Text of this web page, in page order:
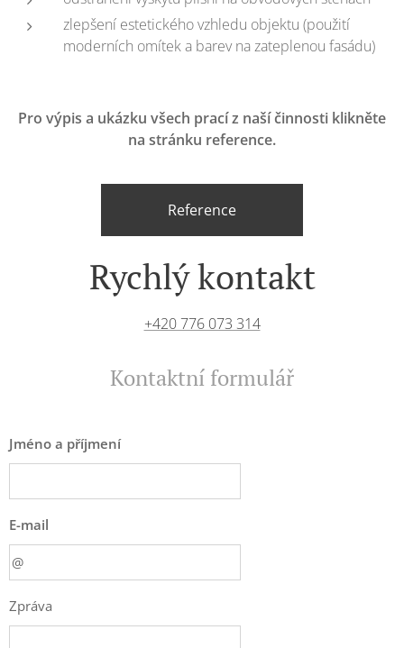
zlepšení estetického vzhledu objektu (použití
moderních omítek a barev na zateplenou fasádu)
Pro výpis a ukázku všech prací z naší činnosti klikněte
na stránku reference.
Reference
Rychlý kontakt
+420 776 073 314
Kontaktní formulář
Jméno a příjmení
E-mail
Zpráva